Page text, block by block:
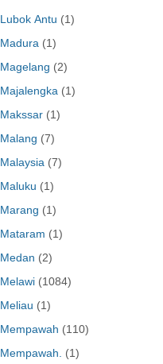
Lubok Antu (1)
Madura (1)
Magelang (2)
Majalengka (1)
Makssar (1)
Malang (7)
Malaysia (7)
Maluku (1)
Marang (1)
Mataram (1)
Medan (2)
Melawi (1084)
Meliau (1)
Mempawah (110)
Mempawah.
(1)